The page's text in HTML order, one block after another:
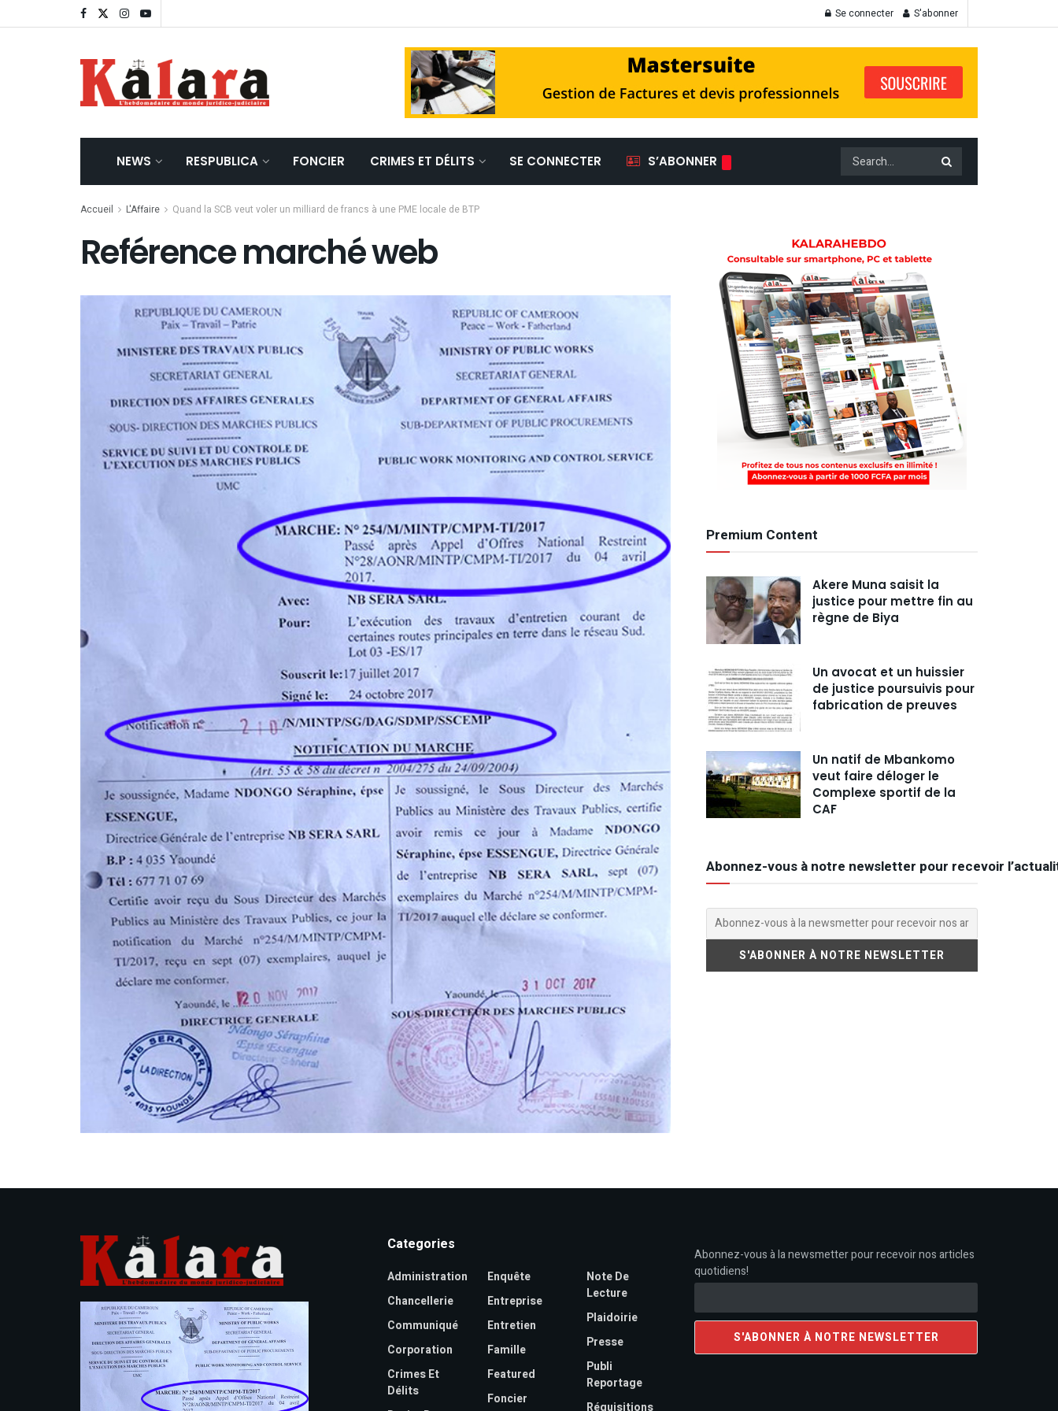
Se connecter S'abonner
NEWS RESPUBLICA FONCIER CRIMES ET DÉLITS SE CONNECTER S’ABONNER
Accueil L'Affaire Quand la SCB veut voler un milliard de francs à une PME locale de BTP
Reférence marché web
Premium Content
Akere Muna saisit la
justice pour mettre fin au
règne de Biya
Un avocat et un huissier
de justice poursuivis pour
fabrication de preuves
Un natif de Mbankomo
veut faire déloger le
Complexe sportif de la
CAF
Abonnez-vous à notre newsletter pour recevoir
Categories
Administration
Chancellerie
Communiqué
Corporation
Crimes Et
Délits
Enquête
Entreprise
Entretien
Famille
Featured
Foncier
Note De
Lecture
Plaidoirie
Presse
Publi
Reportage
Réquisitions
Abonnez-vous à la newsmetter pour recevoir nos articles
quotidiens!